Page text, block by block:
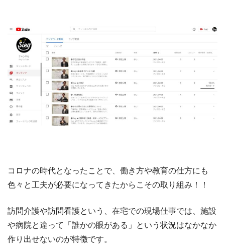
コロナの時代となったことで、働き方や教育の仕方にも
色々と工夫が必要になってきたからこその取り組み！！
訪問介護や訪問看護という、在宅での現場仕事では、施設
や病院と違って「誰かの眼がある」という状況はなかなか
作り出せないのが特徴です。